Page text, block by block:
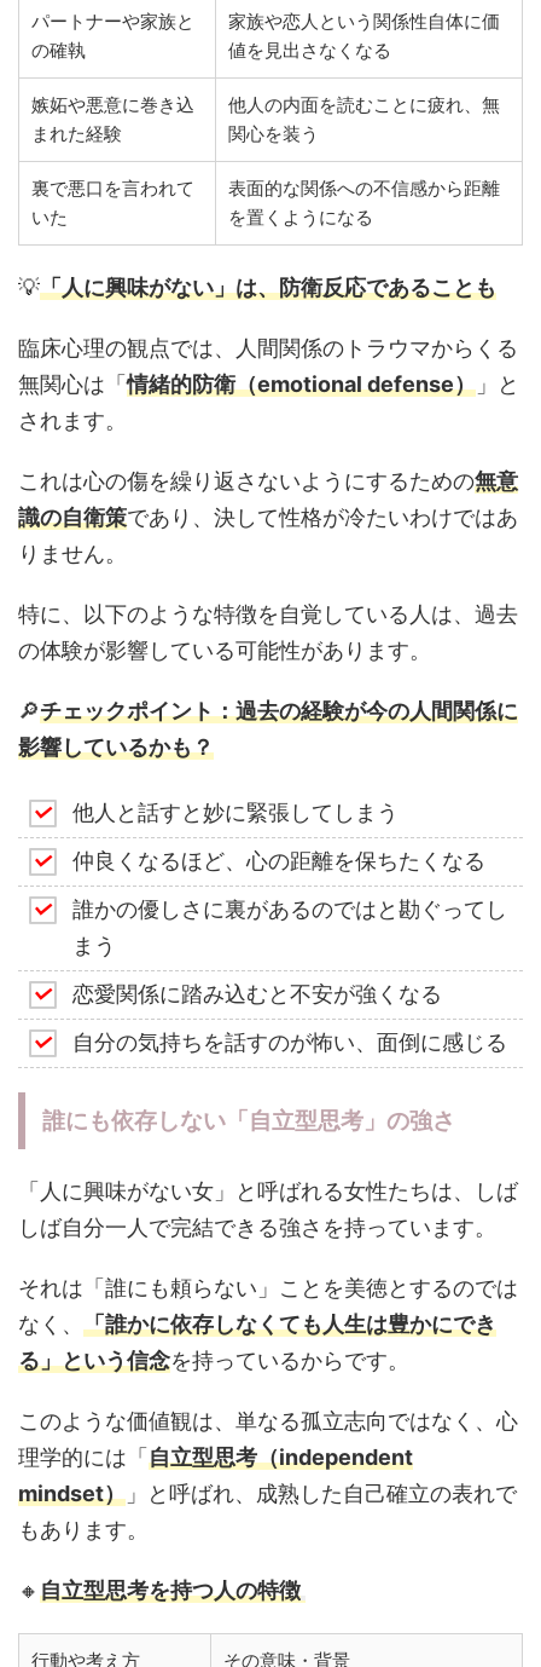
パートナーや家族と
の確執
家族や恋人という関係性自体に価
値を見出さなくなる
嫉妬や悪意に巻き込
まれた経験
他人の内面を読むことに疲れ、無
関心を装う
裏で悪口を言われて
いた
表面的な関係への不信感から距離
を置くようになる
💡「人に興味がない」は、防衛反応であることも
臨床心理の観点では、人間関係のトラウマからくる
無関心は「情緒的防衛（emotional defense） 」と
されます。
これは心の傷を繰り返さないようにするための無意
識の自衛策であり、決して性格が冷たいわけではあ
りません。
特に、以下のような特徴を自覚している人は、過去
の体験が影響している可能性があります。
🔎チェックポイント：過去の経験が今の人間関係に
影響しているかも？
他人と話すと妙に緊張してしまう
仲良くなるほど、心の距離を保ちたくなる
誰かの優しさに裏があるのではと勘ぐってし
まう
恋愛関係に踏み込むと不安が強くなる
自分の気持ちを話すのが怖い、面倒に感じる
誰にも依存しない「自立型思考」の強さ
「人に興味がない女」と呼ばれる女性たちは、しば
しば自分一人で完結できる強さを持っています。
それは「誰にも頼らない」ことを美徳とするのでは
なく、 「誰かに依存しなくても人生は豊かにでき
る」という信念を持っているからです。
このような価値観は、単なる孤立志向ではなく、心
理学的には「自立型思考（independent
mindset） 」と呼ばれ、成熟した自己確立の表れで
もあります。
🔸自立型思考を持つ人の特徴
行動や考え方 その意味・背景